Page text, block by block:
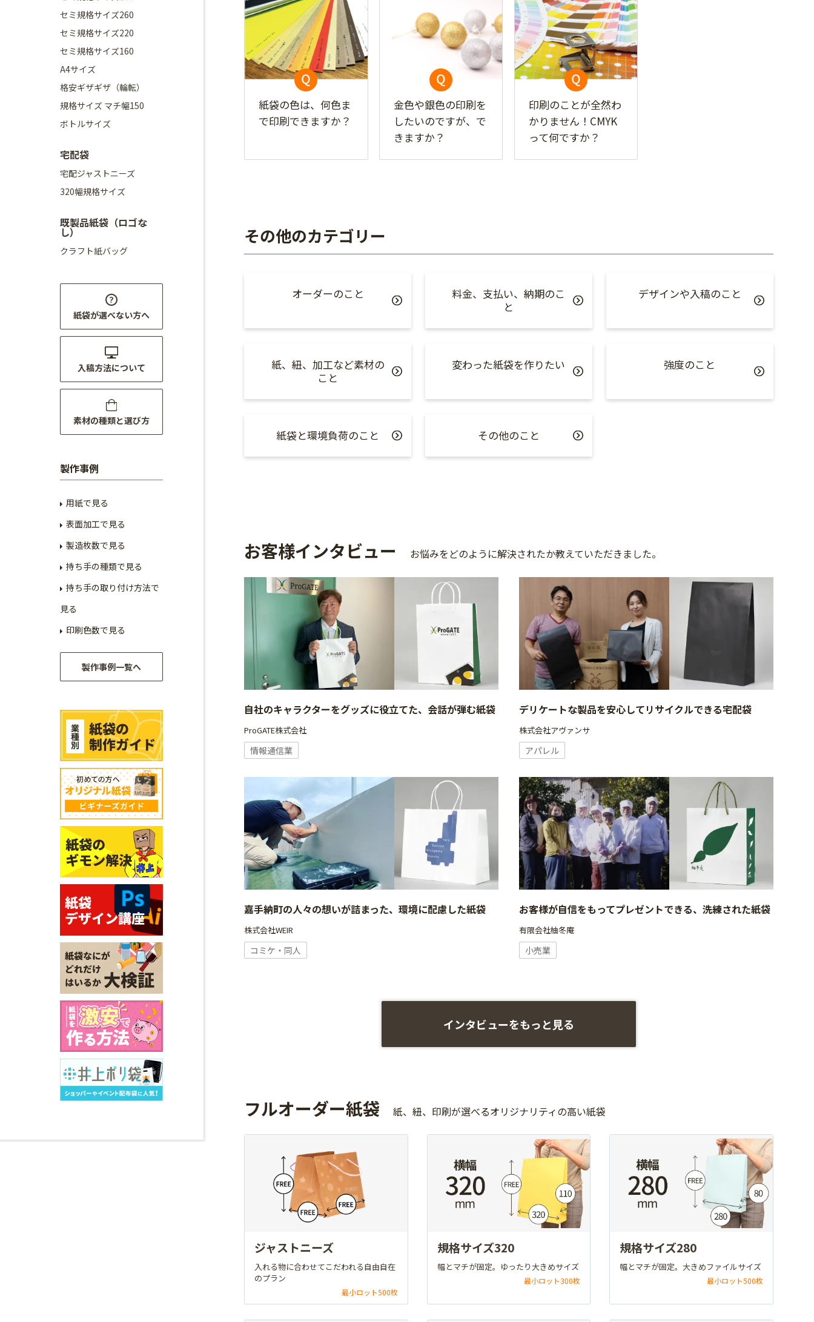
紙袋の色は、何色ま
で印刷できますか？
金色や銀色の印刷を
したいのですが、で
きますか？
印刷のことが全然わ
かりません！CMYK
って何ですか？
その他のカテゴリー
オーダーのこと
料金、支払い、納期のこ
と
デザインや入稿のこと
紙、紐、加工など素材の
こと
変わった紙袋を作りたい 強度のこと
紙袋と環境負荷のこと その他のこと
お客様インタビュー お悩みをどのように解決されたか教えていただきました。
自社のキャラクターをグッズに役立てた、会話が弾む紙袋
ProGATE株式会社
情報通信業
デリケートな製品を安心してリサイクルできる宅配袋
株式会社アヴァンサ
アパレル
嘉手納町の人々の想いが詰まった、環境に配慮した紙袋
株式会社WEIR
コミケ・同人
お客様が自信をもってプレゼントできる、洗練された紙袋
有限会社柚冬庵
小売業
インタビューをもっと見る
フルオーダー紙袋 紙、紐、印刷が選べるオリジナリティの高い紙袋
ジャストニーズ
入れる物に合わせてこだわれる自由自在
のプラン
最小ロット500枚
規格サイズ320
幅とマチが固定。ゆったり大きめサイズ
最小ロット300枚
規格サイズ280
幅とマチが固定。大きめファイルサイズ
最小ロット500枚
セミ規格サイズ260
セミ規格サイズ220
セミ規格サイズ160
A4サイズ
格安ギザギザ（輪転）
規格サイズ マチ幅150
ボトルサイズ
宅配袋
宅配ジャストニーズ
320幅規格サイズ
既製品紙袋（ロゴな
し）
クラフト紙バッグ
紙袋が選べない方へ
入稿方法について
素材の種類と選び方
製作事例
用紙で見る
表面加工で見る
製造枚数で見る
持ち手の種類で見る
持ち手の取り付け方法で
見る
印刷色数で見る
製作事例一覧へ